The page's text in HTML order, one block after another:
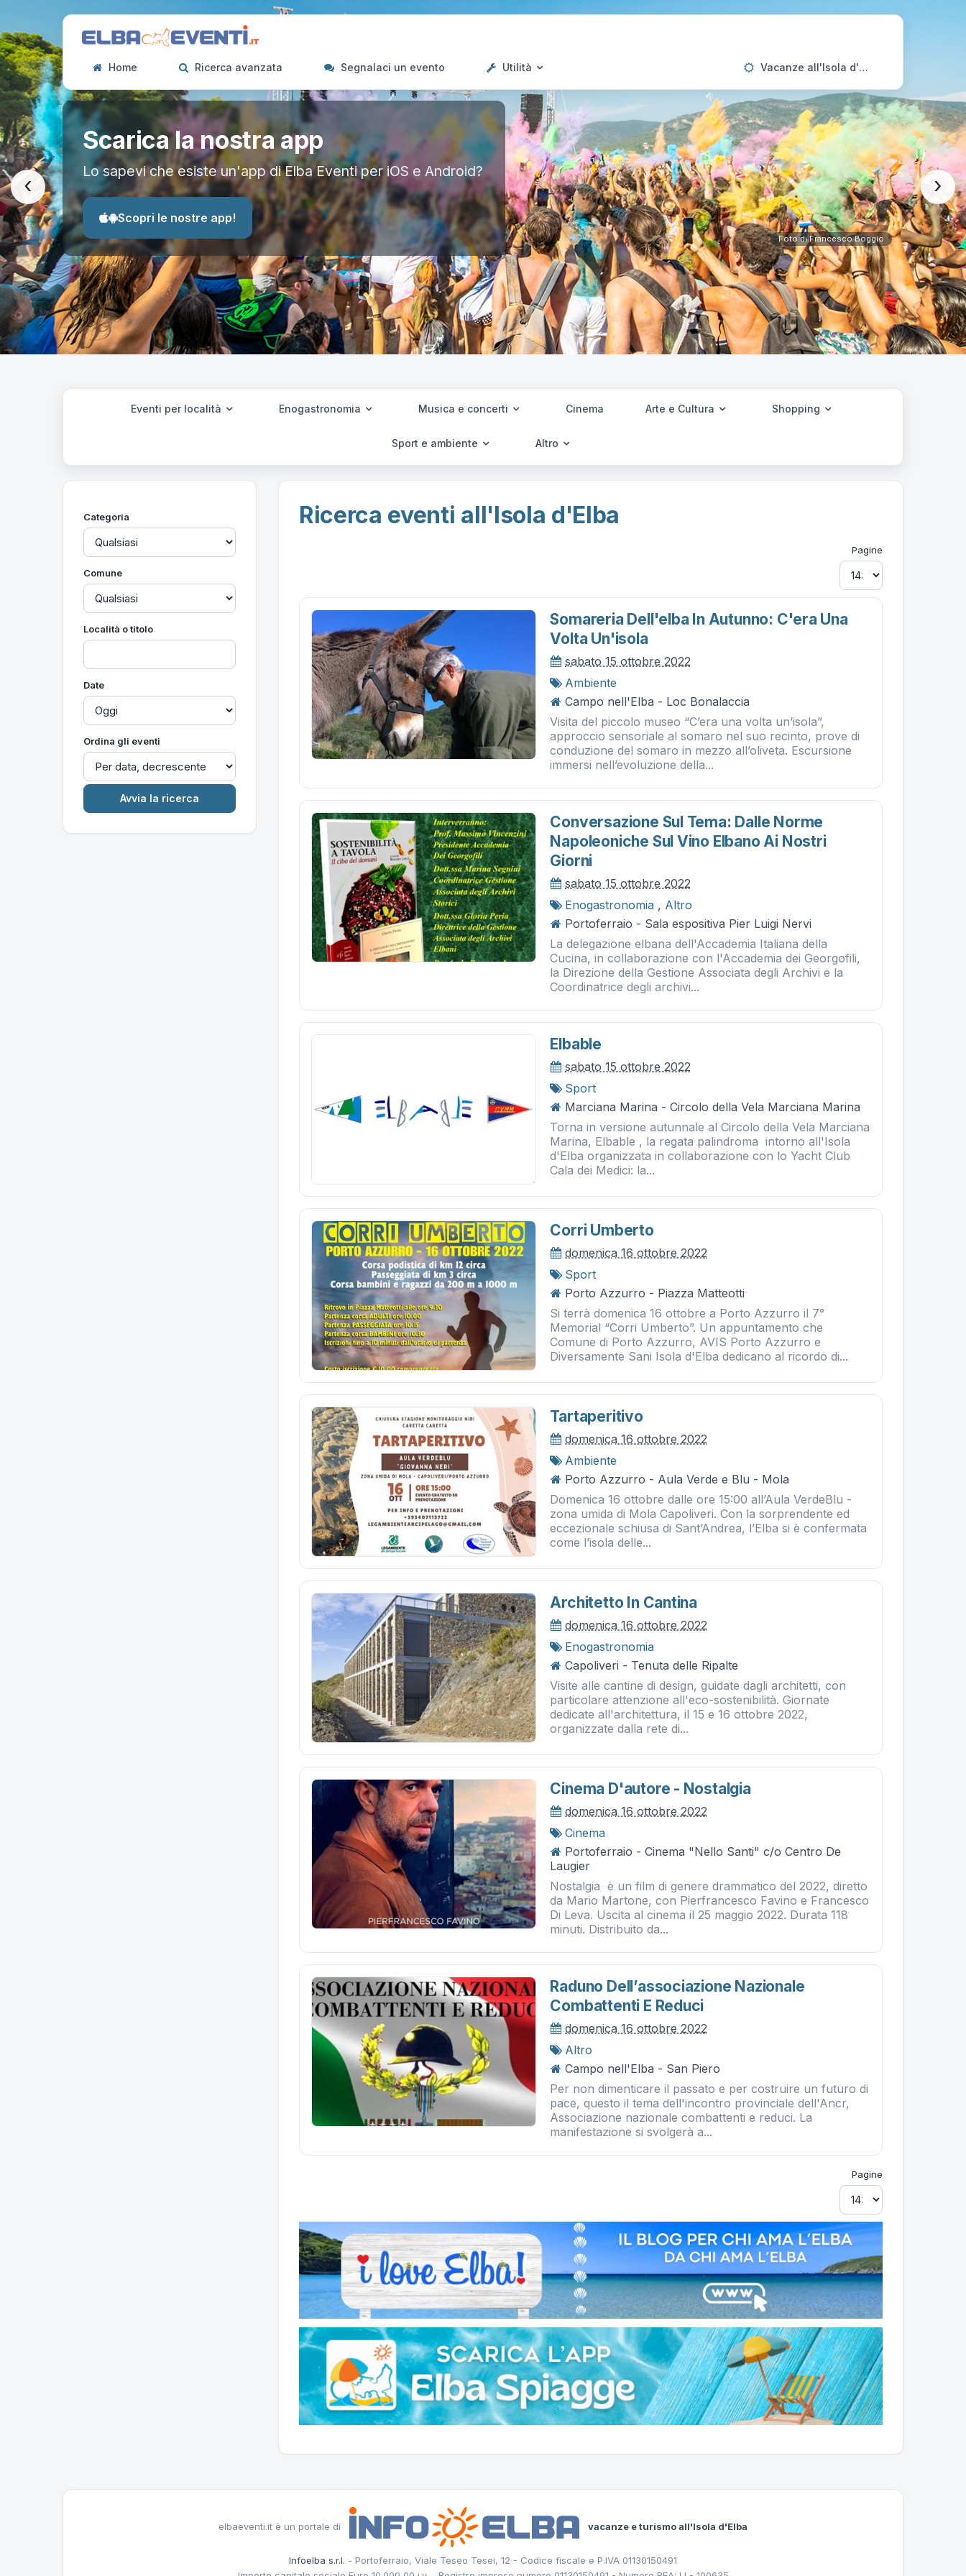
Home Ricerca avanzata Segnalaci un evento Utilità Vacanze all'Isola d'Elba
Scarica la nostra app
Lo sapevi che esiste un'app di Elba Eventi per iOS e Android?
Scopri le nostre app!
Foto di Francesco Boggio
‹ ›
Eventi per località Enogastronomia Musica e concerti Cinema Arte e Cultura Shopping
Sport e ambiente Altro
Categoria
Comune
Località o titolo
Date
Ordina gli eventi
Ricerca eventi all'Isola d'Elba
Pagine
Somareria Dell'elba In Autunno: C'era Una
Volta Un'isola
sabato 15 ottobre 2022
Ambiente
Campo nell'Elba - Loc Bonalaccia
Visita del piccolo museo “C’era una volta un’isola”,
approccio sensoriale al somaro nel suo recinto, prove di
conduzione del somaro in mezzo all’oliveta. Escursione
immersi nell’evoluzione della...
Conversazione Sul Tema: Dalle Norme
Napoleoniche Sul Vino Elbano Ai Nostri
Giorni
sabato 15 ottobre 2022
Enogastronomia , Altro
Portoferraio - Sala espositiva Pier Luigi Nervi
La delegazione elbana dell'Accademia Italiana della
Cucina, in collaborazione con l'Accademia dei Georgofili,
la Direzione della Gestione Associata degli Archivi e la
Coordinatrice degli archivi...
Elbable
sabato 15 ottobre 2022
Sport
Marciana Marina - Circolo della Vela Marciana Marina
Torna in versione autunnale al Circolo della Vela Marciana
Marina, Elbable , la regata palindroma intorno all'Isola
d'Elba organizzata in collaborazione con lo Yacht Club
Cala dei Medici: la...
Corri Umberto
domenica 16 ottobre 2022
Sport
Porto Azzurro - Piazza Matteotti
Si terrà domenica 16 ottobre a Porto Azzurro il 7°
Memorial “Corri Umberto”. Un appuntamento che
Comune di Porto Azzurro, AVIS Porto Azzurro e
Diversamente Sani Isola d'Elba dedicano al ricordo di...
Tartaperitivo
domenica 16 ottobre 2022
Ambiente
Porto Azzurro - Aula Verde e Blu - Mola
Domenica 16 ottobre dalle ore 15:00 all’Aula VerdeBlu -
zona umida di Mola Capoliveri. Con la sorprendente ed
eccezionale schiusa di Sant’Andrea, l’Elba si è confermata
come l’isola delle...
Architetto In Cantina
domenica 16 ottobre 2022
Enogastronomia
Capoliveri - Tenuta delle Ripalte
Visite alle cantine di design, guidate dagli architetti, con
particolare attenzione all'eco-sostenibilità. Giornate
dedicate all'architettura, il 15 e 16 ottobre 2022,
organizzate dalla rete di...
Cinema D'autore - Nostalgia
domenica 16 ottobre 2022
Cinema
Portoferraio - Cinema "Nello Santi" c/o Centro De
Laugier
Nostalgia è un film di genere drammatico del 2022, diretto
da Mario Martone, con Pierfrancesco Favino e Francesco
Di Leva. Uscita al cinema il 25 maggio 2022. Durata 118
minuti. Distribuito da...
Raduno Dell’associazione Nazionale
Combattenti E Reduci
domenica 16 ottobre 2022
Altro
Campo nell'Elba - San Piero
Per non dimenticare il passato e per costruire un futuro di
pace, questo il tema dell'incontro provinciale dell'Ancr,
Associazione nazionale combattenti e reduci. La
manifestazione si svolgerà a...
Pagine
elbaeventi.it è un portale di vacanze e turismo all'Isola d'Elba
Infoelba s.r.l. - Portoferraio, Viale Teseo Tesei, 12 - Codice fiscale e P.IVA 01130150491